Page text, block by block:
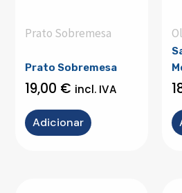
Prato Sobremesa
Prato Sobremesa
19,00 € incl. IVA
Adicionar